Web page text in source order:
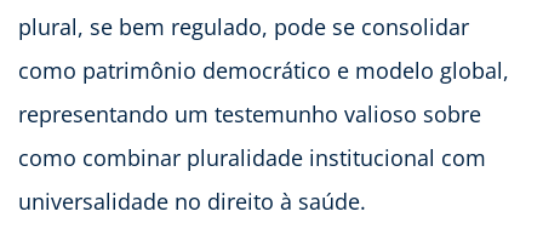
plural, se bem regulado, pode se consolidar
como patrimônio democrático e modelo global,
representando um testemunho valioso sobre
como combinar pluralidade institucional com
universalidade no direito à saúde.